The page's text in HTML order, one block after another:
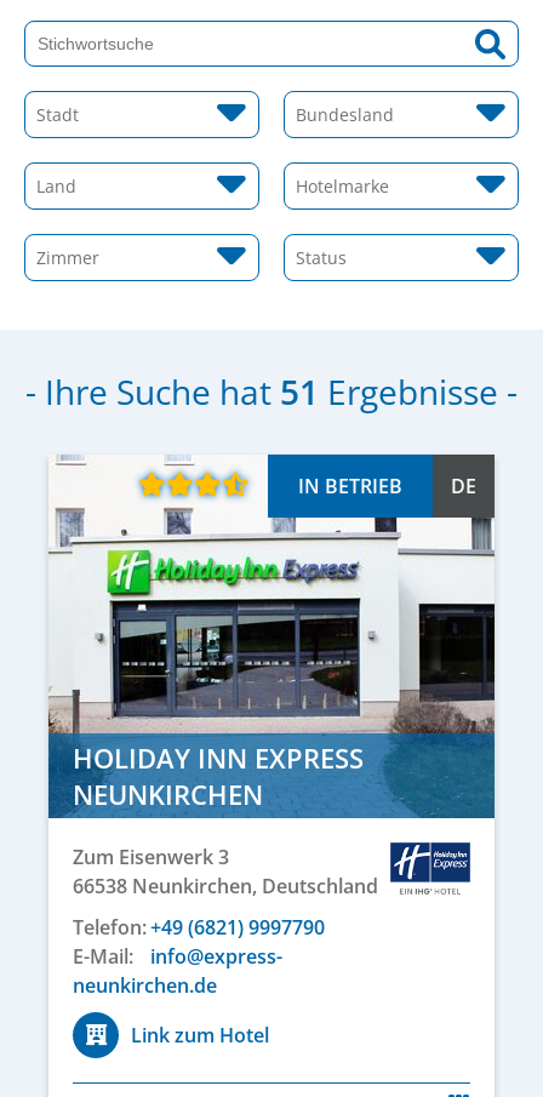
Stadt Bundesland
Land Hotelmarke
Zimmer Status
- Ihre Suche hat 51 Ergebnisse -
HOLIDAY INN EXPRESS
NEUNKIRCHEN
IN BETRIEB DE
Zum Eisenwerk 3
66538 Neunkirchen, Deutschland
Telefon:+49 (6821) 9997790
E-Mail:
info@express-
neunkirchen.de
Link zum Hotel